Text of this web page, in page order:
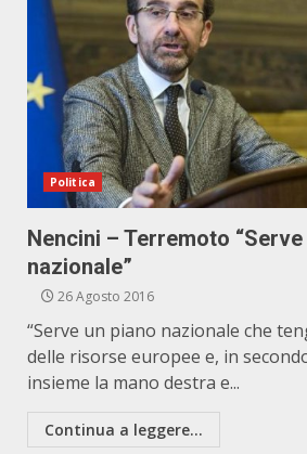
Politica
Nencini – Terremoto
nazionale”
26 Agosto 2016
“Serve un piano nazionale che
delle risorse europee e, in
insieme la mano destra e...
Continua a leggere...